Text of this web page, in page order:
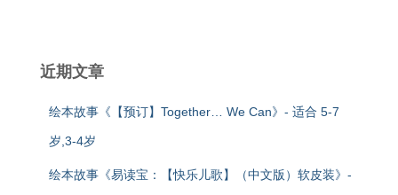
近期文章
绘本故事《【预订】Together… We Can》- 适合 5-7
岁,3-4岁
绘本故事《易读宝：【快乐儿歌】（中文版）软皮装》-